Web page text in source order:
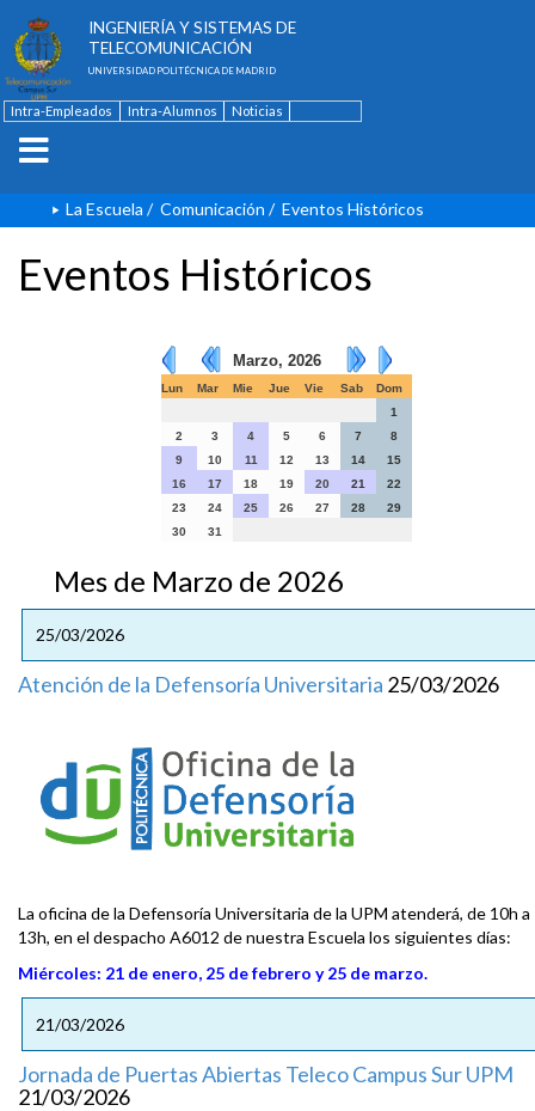
INGENIERÍA Y SISTEMAS DE
TELECOMUNICACIÓN
UNIVERSIDAD POLITÉCNICA DE MADRID
Intra-Empleados Intra-Alumnos
Noticias
La Escuela / Comunicación / Eventos Históricos
Eventos Históricos
Marzo, 2026
Lun Mar Mie Jue Vie Sab
Dom
1
2
3 4 5 6 7
8
9
10 11 12 13 14
15
16
17 18 19 20 21
22
23
24 25 26 27 28
29
30
31
Mes de Marzo de 2026
25/03/2026
Atención de la Defensoría Universitaria 25/03/2026
La oficina de la Defensoría Universitaria de la UPM atenderá, de 10h a
13h, en el despacho A6012 de nuestra Escuela los siguientes días:
Miércoles: 21 de enero, 25 de febrero y 25 de marzo.
21/03/2026
Jornada de Puertas Abiertas Teleco Campus Sur UPM
21/03/2026